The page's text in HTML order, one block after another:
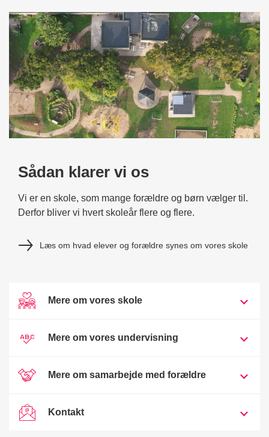
Sådan klarer vi os
Vi er en skole, som mange forældre og børn vælger til.
Derfor bliver vi hvert skoleår flere og flere.
Læs om hvad elever og forældre synes om vores skole
Mere om vores skole
Mere om vores undervisning
Mere om samarbejde med forældre
Kontakt